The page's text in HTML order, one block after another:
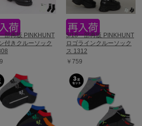
部再販 PINKHUNT
付きクルーソック
5/18一部再販 PINKHUNT
ロゴラインクルーソック
ス 1312
￥759